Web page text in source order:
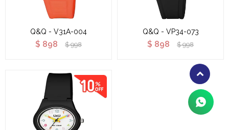
Q&Q - V31A-004
$ 898 $ 998
Q&Q - VP34-073
$ 898 $ 998